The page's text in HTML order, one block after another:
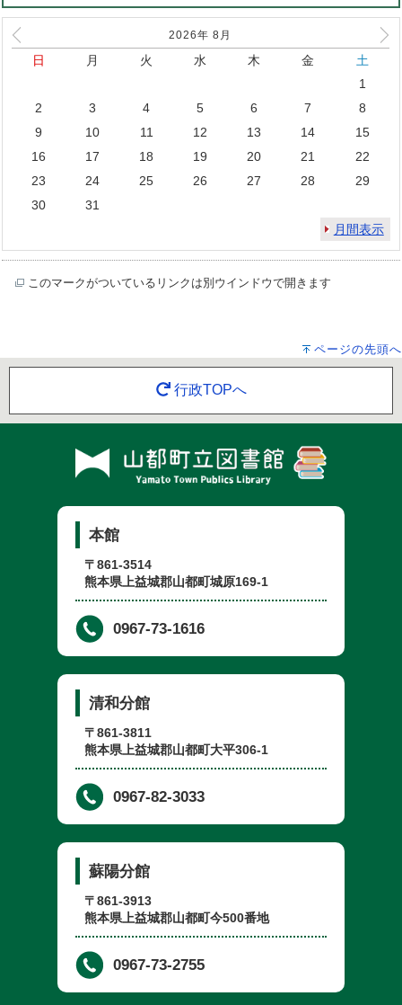
2026年 8 月
日 月 火 水 木 金
土
1
2
3 4 5 6 7
8
9
10 11 12 13 14
15
16
17 18 19 20 21
22
23
24 25 26 27 28
29
30
31
月間表示
このマークがついているリンクは別ウインドウで開きます
ページの先頭へ
行政TOPへ
本館
〒861-3514
熊本県上益城郡山都町城原169-1
0967-73-1616
清和分館
〒861-3811
熊本県上益城郡山都町大平306-1
0967-82-3033
蘇陽分館
〒861-3913
熊本県上益城郡山都町今500番地
0967-73-2755